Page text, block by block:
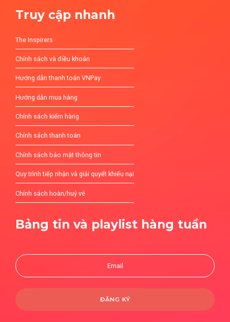
Truy cập nhanh
The Inspirers
Chính sách và điều khoản
Hướng dẫn thanh toán VNPay
Hướng dẫn mua hàng
Chính sách kiểm hàng
Chính sách thanh toán
Chính sách bảo mật thông tin
Quy trình tiếp nhận và giải quyết khiếu nại
Chính sách hoàn/huỷ vé
Bảng tin và playlist hàng tuần